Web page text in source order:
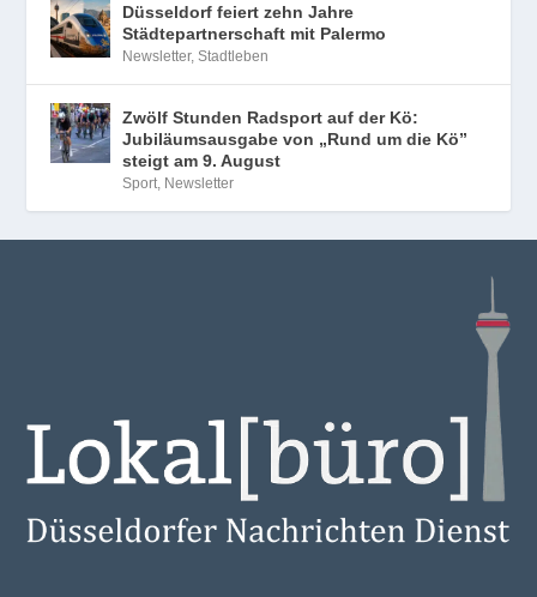
Düsseldorf feiert zehn Jahre
Städtepartnerschaft mit Palermo
Newsletter,Stadtleben
Zwölf Stunden Radsport auf der Kö:
Jubiläumsausgabe von „Rund um die Kö”
steigt am 9. August
Sport Newsletter